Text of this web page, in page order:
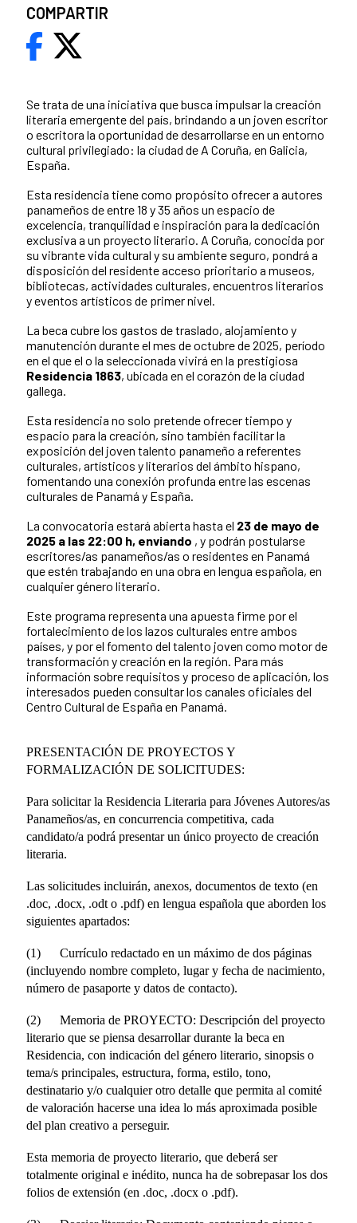
Se trata de una iniciativa que busca impulsar la creación
literaria emergente del país, brindando a un joven escritor
o escritora la oportunidad de desarrollarse en un entorno
cultural privilegiado: la ciudad de A Coruña, en Galicia,
España.
Esta residencia tiene como propósito ofrecer a autores
panameños de entre 18 y 35 años un espacio de
excelencia, tranquilidad e inspiración para la dedicación
exclusiva a un proyecto literario. A Coruña, conocida por
su vibrante vida cultural y su ambiente seguro, pondrá a
disposición del residente acceso prioritario a museos,
bibliotecas, actividades culturales, encuentros literarios
y eventos artísticos de primer nivel.
La beca cubre los gastos de traslado, alojamiento y
manutención durante el mes de octubre de 2025, período
en el que el o la seleccionada vivirá en la prestigiosa
Residencia 1863, ubicada en el corazón de la ciudad
gallega.
Esta residencia no solo pretende ofrecer tiempo y
espacio para la creación, sino también facilitar la
exposición del joven talento panameño a referentes
culturales, artísticos y literarios del ámbito hispano,
fomentando una conexión profunda entre las escenas
culturales de Panamá y España.
La convocatoria estará abierta hasta el 23 de mayo de
2025 a las 22:00 h, enviando , y podrán postularse
escritores/as panameños/as o residentes en Panamá
que estén trabajando en una obra en lengua española, en
cualquier género literario.
Este programa representa una apuesta firme por el
fortalecimiento de los lazos culturales entre ambos
países, y por el fomento del talento joven como motor de
transformación y creación en la región. Para más
información sobre requisitos y proceso de aplicación, los
interesados pueden consultar los canales oficiales del
Centro Cultural de España en Panamá.
PRESENTACIÓN DE PROYECTOS Y
FORMALIZACIÓN DE SOLICITUDES:
Para solicitar la Residencia Literaria para Jóvenes Autores/as
Panameños/as, en concurrencia competitiva, cada
candidato/a podrá presentar un único proyecto de creación
literaria.
Las solicitudes incluirán, anexos, documentos de texto (en
.doc, .docx, .odt o .pdf) en lengua española que aborden los
siguientes apartados:
(1) Currículo redactado en un máximo de dos páginas
(incluyendo nombre completo, lugar y fecha de nacimiento,
número de pasaporte y datos de contacto).
(2) Memoria de PROYECTO: Descripción del proyecto
literario que se piensa desarrollar durante la beca en
Residencia, con indicación del género literario, sinopsis o
tema/s principales, estructura, forma, estilo, tono,
destinatario y/o cualquier otro detalle que permita al comité
de valoración hacerse una idea lo más aproximada posible
del plan creativo a perseguir.
Esta memoria de proyecto literario, que deberá ser
totalmente original e inédito, nunca ha de sobrepasar los dos
folios de extensión (en .doc, .docx o .pdf).
COMPARTIR